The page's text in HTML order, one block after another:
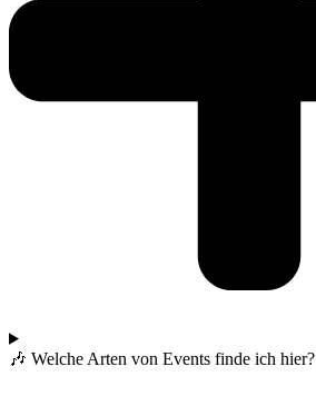
🎶 Welche Arten von Events finde ich hier?